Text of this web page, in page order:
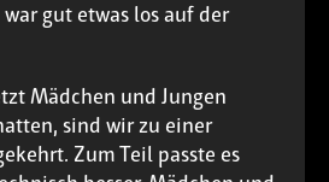
gut etwas los auf der
Mädchen und Jungen
sind wir zu einer
Zum Teil passte es